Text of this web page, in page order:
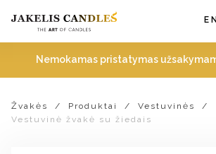
Nemokamas pristatymas
EN
Žvakės / Produktai / Vestuvinės
/
Vestuvinė žvakė su žiedais